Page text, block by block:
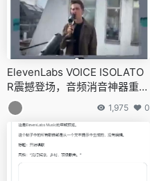
ElevenLabs VOICE ISOLATO
R震撼登场，音频消音神器重塑
音频制作新纪元
1,975 0